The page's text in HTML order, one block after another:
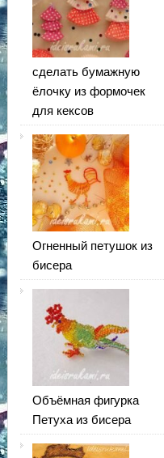
сделать бумажную
ёлочку из формочек
для кексов
Огненный петушок из
бисера
Объёмная фигурка
Петуха из бисера